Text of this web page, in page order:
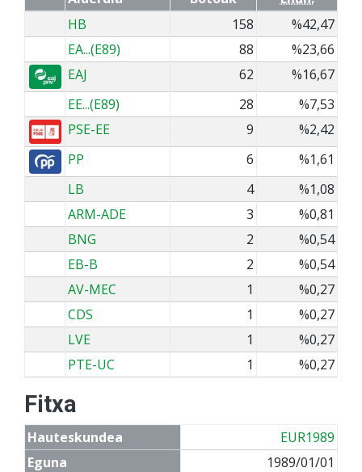
HB
158
%42,47
EA...(E89)
88
%23,66
EAJ
62
%16,67
EE...(E89)
28
%7,53
PSE-EE
9
%2,42
PP
6
%1,61
LB
4
%1,08
ARM-ADE
3
%0,81
BNG
2
%0,54
EB-B
2
%0,54
AV-MEC
1
%0,27
CDS
1
%0,27
LVE
1
%0,27
PTE-UC
1 %0,27
Fitxa
Hauteskundea
EUR1989
Eguna
1989/01/01